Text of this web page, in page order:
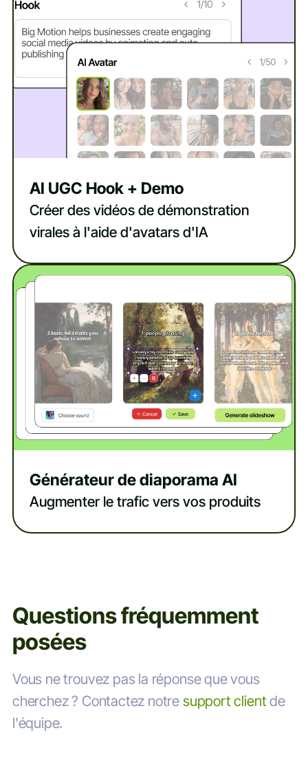
AI UGC Hook + Demo
Créer des vidéos de démonstration
virales à l'aide d'avatars d'IA
Générateur de diaporama AI
Augmenter le trafic vers vos produits
Questions fréquemment
posées
Vous ne trouvez pas la réponse que vous
cherchez ? Contactez notre support client de
l'équipe.